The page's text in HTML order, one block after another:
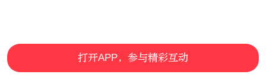
打开APP，参与精彩互动